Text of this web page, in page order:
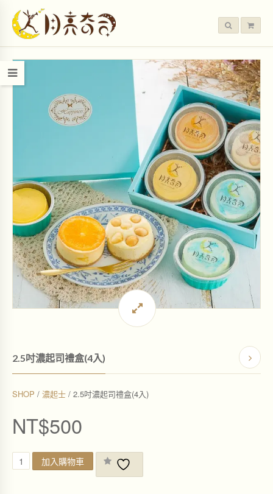
2.5吋濃起司禮盒(4入)
SHOP / 濃起士 / 2.5吋濃起司禮盒(4入)
NT$500
.
加入購物車